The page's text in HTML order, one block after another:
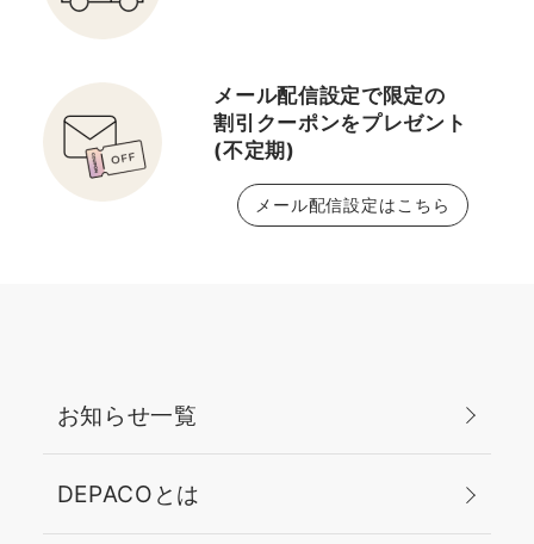
メール配信設定で限定の
割引クーポンをプレゼント
(不定期)
メール配信設定はこちら
お知らせ一覧
DEPACOとは